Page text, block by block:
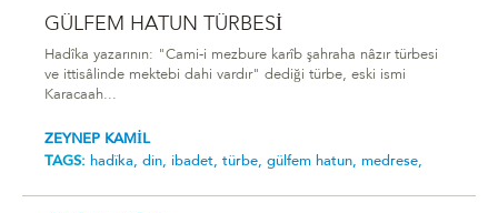
GÜLFEM HATUN TÜRBESİ
Hadîka yazarının: "Cami-i mezbure karîb şahraha nâzır türbesi
ve ittisâlinde mektebi dahi vardır" dediği türbe, eski ismi
Karacaah...
ZEYNEP KAMİL
TAGS: hadîka, din, i̇badet, türbe, gülfem hatun, medrese,